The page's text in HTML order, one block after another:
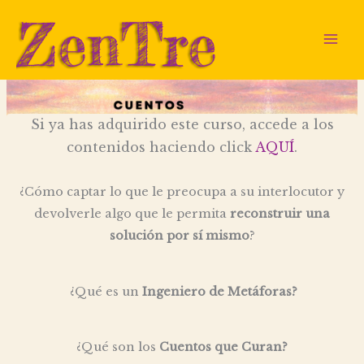
contenido
Si ya has adquirido este curso, accede a los
contenidos haciendo clickAQUÍ.
¿Cómo captar lo que le preocupa a su interlocutor y
devolverle algo que le permita reconstruir una
solución por sí mismo?
¿Qué es un Ingeniero de Metáforas?
¿Qué son los Cuentos que Curan?